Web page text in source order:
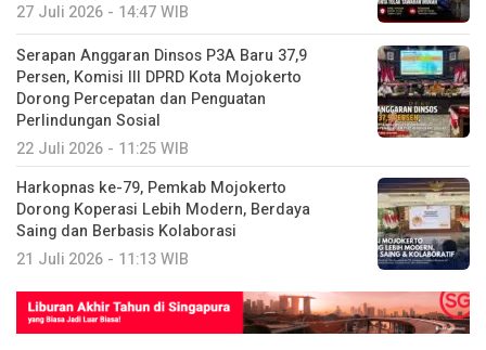
27 Juli 2026 - 14:47 WIB
Serapan Anggaran Dinsos P3A Baru 37,9
Persen, Komisi III DPRD Kota Mojokerto
Dorong Percepatan dan Penguatan
Perlindungan Sosial
22 Juli 2026 - 11:25 WIB
Harkopnas ke-79, Pemkab Mojokerto
Dorong Koperasi Lebih Modern, Berdaya
Saing dan Berbasis Kolaborasi
21 Juli 2026 - 11:13 WIB